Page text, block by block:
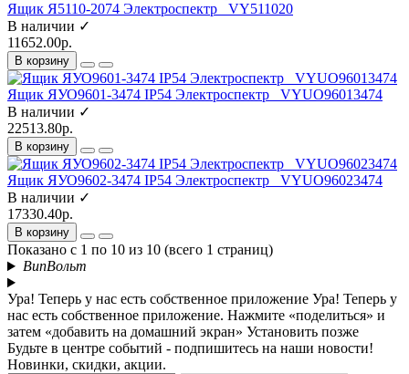
Ящик Я5110-2074 Электроспектр _VY511020
В наличии ✓
11652.00р.
В корзину
Ящик ЯУО9601-3474 IP54 Электроспектр _VYUO96013474
В наличии ✓
22513.80р.
В корзину
Ящик ЯУО9602-3474 IP54 Электроспектр _VYUO96023474
В наличии ✓
17330.40р.
В корзину
Показано с 1 по 10 из 10 (всего 1 страниц)
ВипВольт
Ура! Теперь у нас есть собственное приложение Ура! Теперь у
нас есть собственное приложение. Нажмите «поделиться» и
затем «добавить на домашний экран» Установить позже
Будьте в центре событий - подпишитесь на наши новости!
Новинки, скидки, акции.